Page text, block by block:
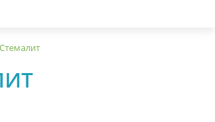
Стемалит